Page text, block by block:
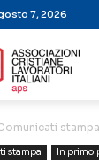
7, 2026
stampa
stampa In primo